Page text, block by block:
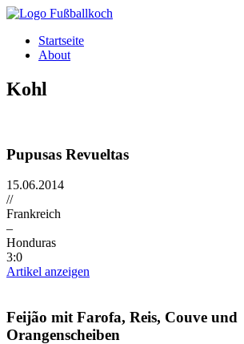
Direkt zum Inhalt
Startseite
About
Kohl
Pupusas Revueltas
15.06.2014
//
Frankreich
–
Honduras
3:0
Artikel anzeigen
Feijão mit Farofa, Reis, Couve und
Orangenscheiben